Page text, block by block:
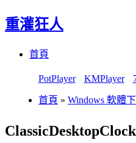
重灌狂人
首頁
PotPlayer KMPlayer
首頁 » Windows 軟體